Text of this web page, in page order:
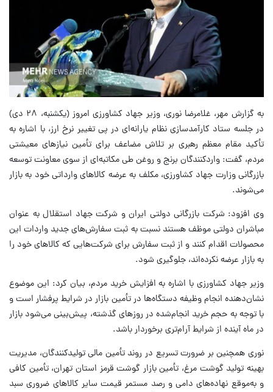
به گزارش مهر، غلامرضا نوری، وزیر جهاد کشاورزی امروز (یکشنبه، ۲۸ دی‌)
در جلسه ستاد کارآمدسازی نظام یارانه‌ای در پی تغییر نرخ ارز، با اشاره به
تأکید مقام معظم رهبری بر تلاش مضاعف برای تأمین نیازهای معیشتی
مردم، گفت: واردکنندگان برنج و روغن طی مکاتبه‌ای از سوی معاونت توسعه
بازرگانی وزارت جهاد کشاورزی، مکلف به عرضه کالاهای وارداتی خود به بازار
می‌شوند.
وی افزود: شرکت بازرگانی دولتی ایران و شرکت جهاد استقلال به عنوان
مباشران دولتی موظف هستند نسبت به ثبت سفارش‌های جدید واردات این
محصولات اقدام کنند و از ثبت سفارش برای شرکت‌هایی که کالاهای خود را
به بازار عرضه نکرده‌اند، جلوگیری شود.
وزیر جهاد کشاورزی با اشاره به افزایش خرید مردم، بیان کرد: این موضوع
نشان‌دهنده انجام وظیفه دستگاه‌ها در تأمین بازار در شرایط پرفشار است و
با توجه به حجم خرید انجام‌شده در روزهای گذشته، پیش‌بینی می‌شود بازار
در ماه آینده از شرایط آرام‌تری برخوردار باشد.
نوری همچنین بر ضرورت تسریع در روند تأمین مالی تولیدکنندگان، مدیریت
بهینه تولید گوشت مرغ، تأمین بازار گوشت قرمز استان تهران، تأمین کافی
و به‌موقع نهاده‌های دامی و رصد مستمر قیمت سایر کالاهای ضروری سبد